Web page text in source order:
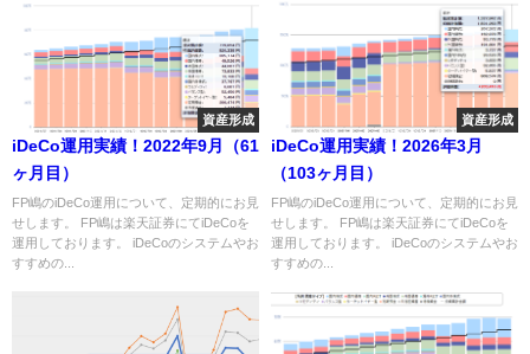
資産形成
iDeCo運用実績！2022年9月（61
ヶ月目）
FP嶋のiDeCo運用について、定期的にお見
せします。 FP嶋は楽天証券にてiDeCoを
運用しております。 iDeCoのシステムやお
すすめの...
資産形成
iDeCo運用実績！2026年3月
（103ヶ月目）
FP嶋のiDeCo運用について、定期的にお見
せします。 FP嶋は楽天証券にてiDeCoを
運用しております。 iDeCoのシステムやお
すすめの...